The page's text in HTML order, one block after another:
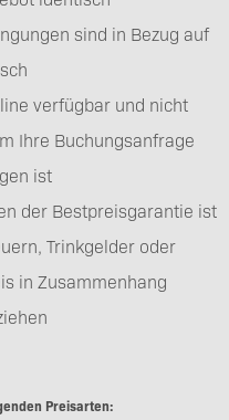
sind in Bezug auf
verfügbar und nicht
Ihre Buchungsanfrage
ist
der Bestpreisgarantie ist
Trinkgelder oder
in Zusammenhang
Preisarten: